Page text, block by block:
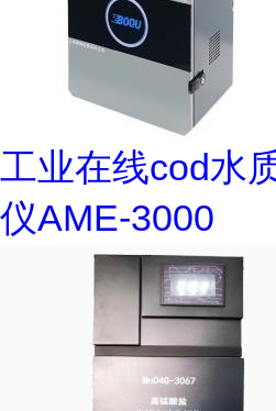
工业在线cod水
仪AME-3000